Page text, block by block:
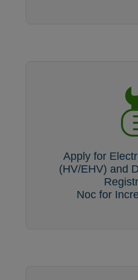
Apply for
(HV/EHV) and
Noc for